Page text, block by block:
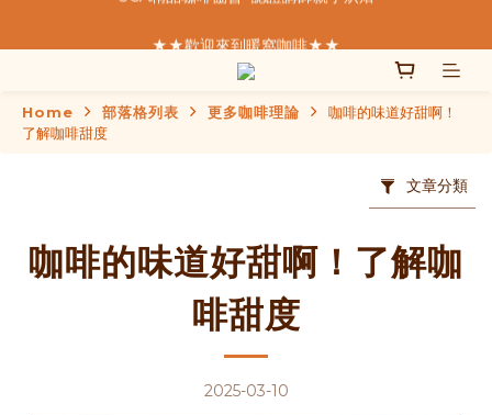
  我們致力於製作好的咖啡
SCA精品咖啡協會  認證講師親手烘焙
Home 部落格列表 更多咖啡理論
咖啡的味道好甜啊！
了解咖啡甜度
文章分類
咖啡的味道好甜啊！了解咖
啡甜度
2025-03-10